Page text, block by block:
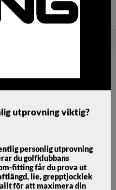
utprovning viktig?
personlig utprovning
du golfklubbans
fitting får du prova ut
lie, grepptjocklek
för att maximera din